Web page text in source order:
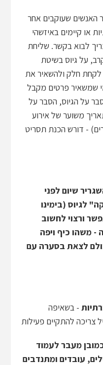
האנשים שעוקבים אחר
או קיימים באיזשהי
לבוא בקשר. שליחת
על גיוס בשיטת
לקחת חלק ולהשאיר את
שמשאיר פרטים מקבל
2-3 דקות - הסבר על הגיוס, הסבר על
משוער של אירוע
- דורש הכנת תסריט
שיום לפני
לגיוס (בימינו
ורצוי לחשוב
- משהו כיף ויפה
לצאת בסערה עם
- בשאיפה
צריכה להתקיים פעילות
מעבר לעמוד
עובדים ומתנדבים